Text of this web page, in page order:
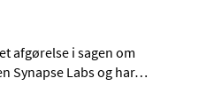
afgørelse i sagen om
Synapse Labs og har…